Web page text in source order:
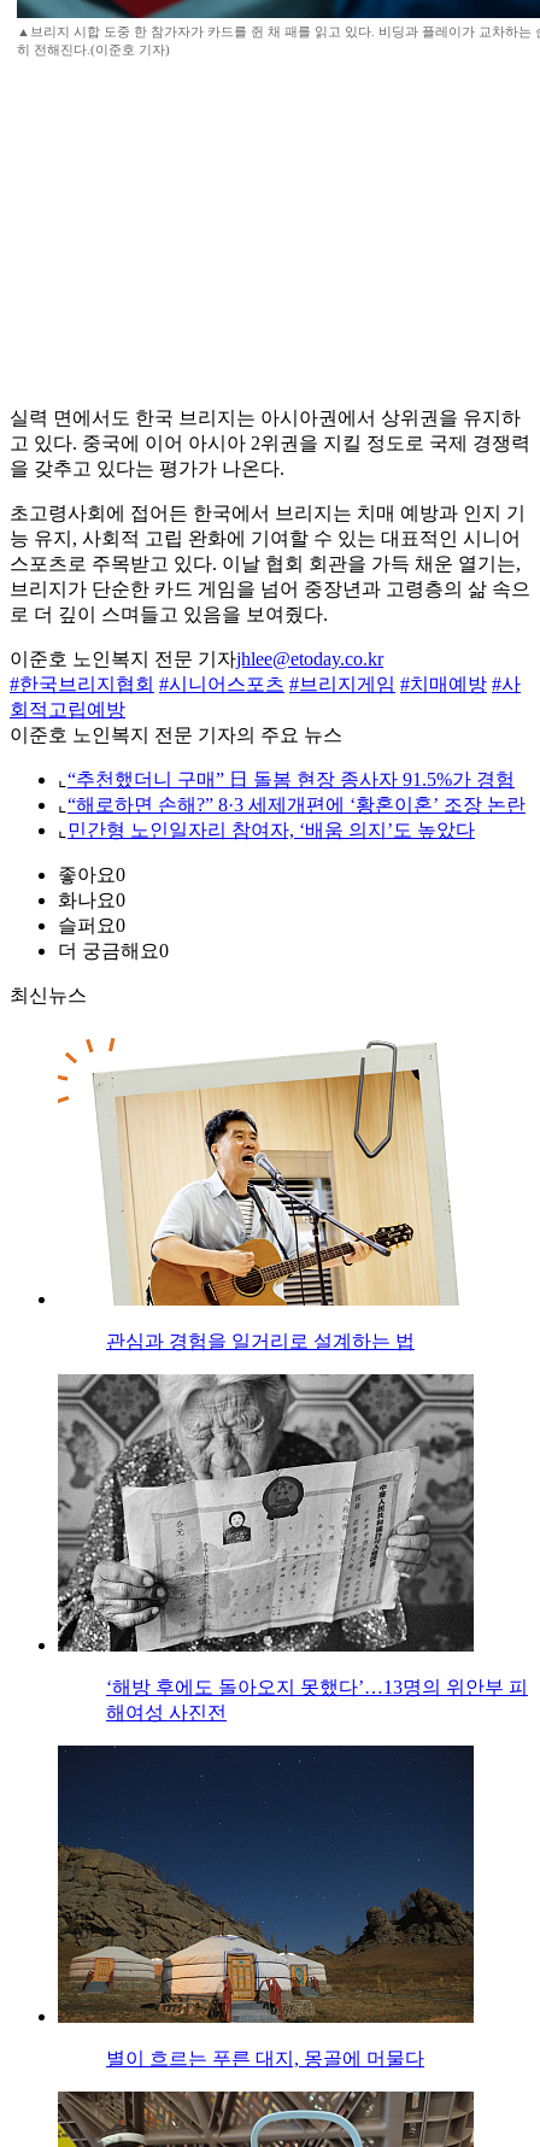
▲브리지 시합 도중 한 참가자가 카드를 쥔 채 패를 읽고 있다. 비딩과 플레이가 교차하는
히 전해진다.(이준호 기자)
실력 면에서도 한국 브리지는 아시아권에서 상위권을 유지하
고 있다. 중국에 이어 아시아 2위권을 지킬 정도로 국제 경쟁력
을 갖추고 있다는 평가가 나온다.
초고령사회에 접어든 한국에서 브리지는 치매 예방과 인지 기
능 유지, 사회적 고립 완화에 기여할 수 있는 대표적인 시니어
스포츠로 주목받고 있다. 이날 협회 회관을 가득 채운 열기는,
브리지가 단순한 카드 게임을 넘어 중장년과 고령층의 삶 속으
로 더 깊이 스며들고 있음을 보여줬다.
이준호 노인복지 전문 기자jhlee@etoday.co.kr
#한국브리지협회 #시니어스포츠 #브리지게임 #치매예방 #사
회적고립예방
이준호 노인복지 전문 기자의 주요 뉴스
⌞ “추천했더니 구매” 日 돌봄 현장 종사자 91.5%가 경험
⌞ “해로하면 손해?” 8·3 세제개편에 ‘황혼이혼’ 조장 논란
⌞ 민간형 노인일자리 참여자, ‘배움 의지’도 높았다
좋아요0
화나요0
슬퍼요0
더 궁금해요0
최신뉴스
관심과 경험을 일거리로 설계하는 법
‘해방 후에도 돌아오지 못했다’…13명의 위안부 피
해여성 사진전
별이 흐르는 푸른 대지, 몽골에 머물다